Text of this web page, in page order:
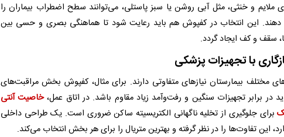
ملایم و خنثی، مثل آبی روشن یا سبز پاستلی، می‌توانند سطح اضطراب بیماران را
این انتخاب در کفپوش هم باید رعایت شود تا هماهنگی بصری و حسی بین
سقف و کف ایجاد گردد.
با تجهیزات پزشکی
مختلف بیمارستان نیازهای متفاوتی دارند. برای مثال، کفپوش بخش مراقبت‌های
در برابر تجهیزات سنگین و رفت‌وآمد زیاد مقاوم باشد. در اتاق عمل،خاصیت آنتی‌
برای جلوگیری از تخلیه ناگهانی الکتریسیته ساکن ضروری است. یک طراحی داخلی
این تفاوت‌ها را در نظر گرفته و بهترین متریال را برای هر بخش انتخاب می‌کند.